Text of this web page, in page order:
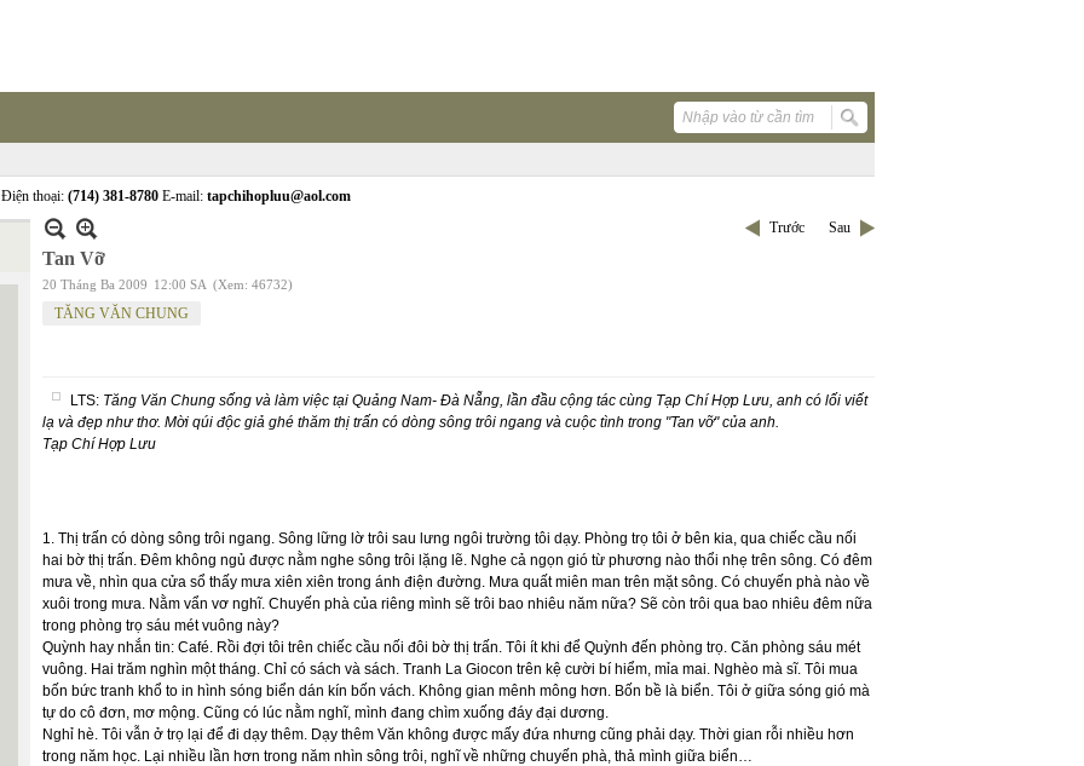
thoại: (714) 381-8780 E-mail: tapchihopluu@aol.com
Trước Sau
Tan Vỡ
20 Tháng Ba 2009 12:00 SA (Xem: 46732)
TĂNG VĂN CHUNG
LTS: Tăng Văn Chung sống và làm việc tại Quảng Nam- Đà Nẵng, lần đầu cộng tác cùng Tạp Chí Hợp Lưu, anh có lối viết
lạ và đẹp như thơ. Mời qúi độc giả ghé thăm thị trấn có dòng sông trôi ngang và cuộc tình trong "Tan vỡ" của anh.
Tạp Chí Hợp Lưu
1. Thị trấn có dòng sông trôi ngang. Sông lững lờ trôi sau lưng ngôi trường tôi dạy. Phòng trọ tôi ở bên kia, qua chiếc cầu nối
hai bờ thị trấn. Đêm không ngủ được nằm nghe sông trôi lặng lẽ. Nghe cả ngọn gió từ phương nào thổi nhẹ trên sông. Có đêm
mưa về, nhìn qua cửa sổ thấy mưa xiên xiên trong ánh điện đường. Mưa quất miên man trên mặt sông. Có chuyến phà nào về
xuôi trong mưa. Nằm vẩn vơ nghĩ. Chuyến phà của riêng mình sẽ trôi bao nhiêu năm nữa? Sẽ còn trôi qua bao nhiêu đêm nữa
trong phòng trọ sáu mét vuông này?
Quỳnh hay nhắn tin: Café. Rồi đợi tôi trên chiếc cầu nối đôi bờ thị trấn. Tôi ít khi để Quỳnh đến phòng trọ. Căn phòng sáu mét
vuông. Hai trăm nghìn một tháng. Chỉ có sách và sách. Tranh La Giocon trên kệ cười bí hiểm, mỉa mai. Nghèo mà sĩ. Tôi mua
bốn bức tranh khổ to in hình sóng biển dán kín bốn vách. Không gian mênh mông hơn. Bốn bề là biển. Tôi ở giữa sóng gió mà
tự do cô đơn, mơ mộng. Cũng có lúc nằm nghĩ, mình đang chìm xuống đáy đại dương.
Nghỉ hè. Tôi vẫn ở trọ lại để đi dạy thêm. Dạy thêm Văn không được mấy đứa nhưng cũng phải dạy. Thời gian rỗi nhiều hơn
trong năm học. Lại nhiều lần hơn trong năm nhìn sông trôi, nghĩ về những chuyến phà, thả mình giữa biển…